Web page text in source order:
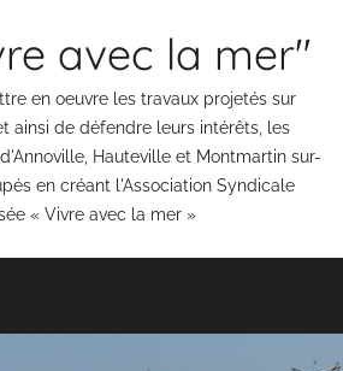
avec la mer"
en oeuvre les travaux projetés sur
ainsi de défendre leurs intérêts, les
Hauteville et Montmartin sur-
en créant l'Association Syndicale
« Vivre avec la mer »